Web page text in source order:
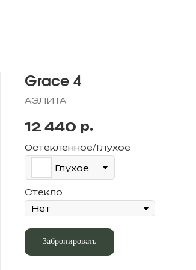
Grace 4
АЭЛИТА
12 440 р.
Остекленное/Глухое
Глухое
Стекло
Забронировать